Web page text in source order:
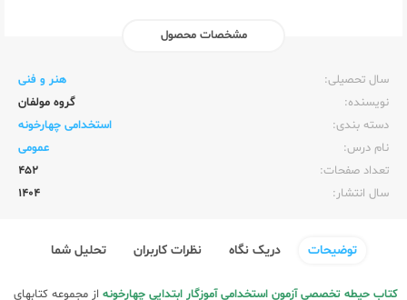
مشخصات محصول
سال تحصیلی:‌
هنر و فنی
نویسنده:‌
گروه مولفان
دسته بندی:
استخدامی چهارخونه
نام درس:
عمومی
تعداد صفحات:‌
452
سال انتشار:‌
1404
توضیحات دریک نگاه نظرات کاربران تحلیل شما
کتاب حیطه تخصصی آزمون استخدامی آموزگار ابتدایی چهارخونه از مجموعه کتابهای